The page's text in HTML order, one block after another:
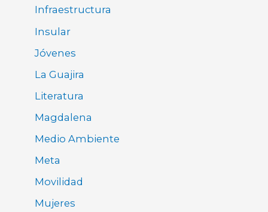
Infraestructura
Insular
Jóvenes
La Guajira
Literatura
Magdalena
Medio Ambiente
Meta
Movilidad
Mujeres